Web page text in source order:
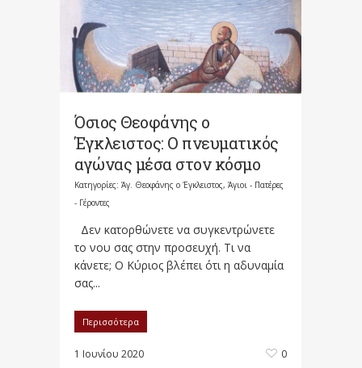
Όσιος Θεοφάνης ο
Έγκλειστος: Ο πνευματικός
αγώνας μέσα στον κόσμο
Κατηγορίες: Άγ. Θεοφάνης ο Έγκλειστος, Άγιοι - Πατέρες
- Γέροντες
Δεν κατορθώνετε να συγκεντρώνετε
το νου σας στην προσευχή. Τι να
κάνετε; Ο Κύριος βλέπει ότι η αδυναμία
σας...
Περισσότερα
1 Ιουνίου 2020 0